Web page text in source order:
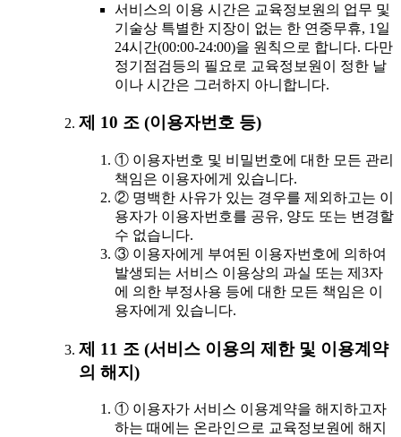
서비스의 이용 시간은 교육정보원의 업무 및
기술상 특별한 지장이 없는 한 연중무휴, 1일
24시간(00:00-24:00)을 원칙으로 합니다. 다만
정기점검등의 필요로 교육정보원이 정한 날
이나 시간은 그러하지 아니합니다.
제 10 조 (이용자번호 등)
① 이용자번호 및 비밀번호에 대한 모든 관리
책임은 이용자에게 있습니다.
② 명백한 사유가 있는 경우를 제외하고는 이
용자가 이용자번호를 공유, 양도 또는 변경할
수 없습니다.
③ 이용자에게 부여된 이용자번호에 의하여
발생되는 서비스 이용상의 과실 또는 제3자
에 의한 부정사용 등에 대한 모든 책임은 이
용자에게 있습니다.
제 11 조 (서비스 이용의 제한 및 이용계약
의 해지)
① 이용자가 서비스 이용계약을 해지하고자
하는 때에는 온라인으로 교육정보원에 해지